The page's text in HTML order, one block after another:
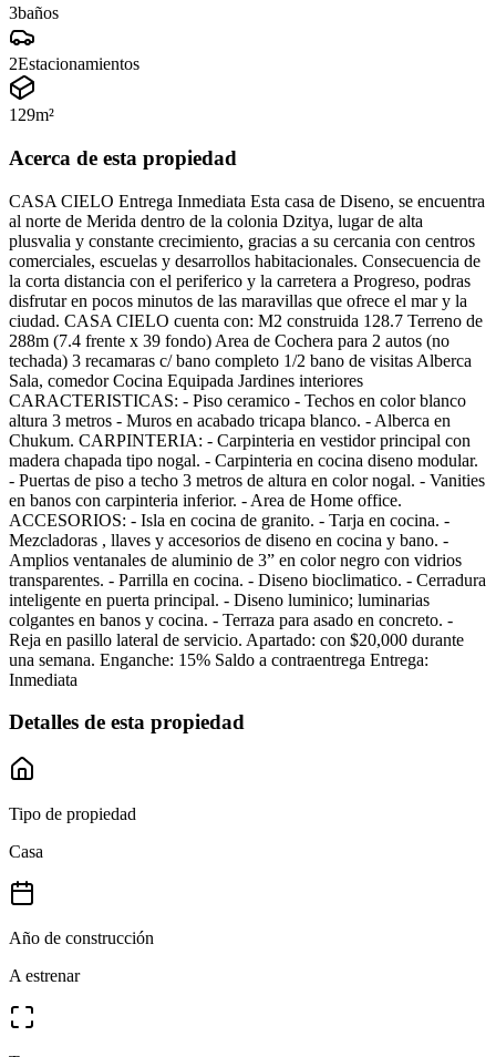
3baños
2Estacionamientos
129m²
Acerca de esta propiedad
CASA CIELO Entrega Inmediata Esta casa de Diseno, se encuentra
al norte de Merida dentro de la colonia Dzitya, lugar de alta
plusvalia y constante crecimiento, gracias a su cercania con centros
comerciales, escuelas y desarrollos habitacionales. Consecuencia de
la corta distancia con el periferico y la carretera a Progreso, podras
disfrutar en pocos minutos de las maravillas que ofrece el mar y la
ciudad. CASA CIELO cuenta con: M2 construida 128.7 Terreno de
288m (7.4 frente x 39 fondo) Area de Cochera para 2 autos (no
techada) 3 recamaras c/ bano completo 1/2 bano de visitas Alberca
Sala, comedor Cocina Equipada Jardines interiores
CARACTERISTICAS: - Piso ceramico - Techos en color blanco
altura 3 metros - Muros en acabado tricapa blanco. - Alberca en
Chukum. CARPINTERIA: - Carpinteria en vestidor principal con
madera chapada tipo nogal. - Carpinteria en cocina diseno modular.
- Puertas de piso a techo 3 metros de altura en color nogal. - Vanities
en banos con carpinteria inferior. - Area de Home office.
ACCESORIOS: - Isla en cocina de granito. - Tarja en cocina. -
Mezcladoras , llaves y accesorios de diseno en cocina y bano. -
Amplios ventanales de aluminio de 3” en color negro con vidrios
transparentes. - Parrilla en cocina. - Diseno bioclimatico. - Cerradura
inteligente en puerta principal. - Diseno luminico; luminarias
colgantes en banos y cocina. - Terraza para asado en concreto. -
Reja en pasillo lateral de servicio. Apartado: con $20,000 durante
una semana. Enganche: 15% Saldo a contraentrega Entrega:
Inmediata
Detalles de esta propiedad
Tipo de propiedad
Casa
Año de construcción
A estrenar